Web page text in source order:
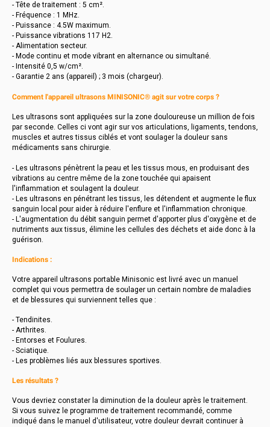
- Tête de traitement : 5 cm².
- Fréquence : 1 MHz.
- Puissance : 4.5W maximum.
- Puissance vibrations 117 H2.
- Alimentation secteur.
- Mode continu et mode vibrant en alternance ou simultané.
- Intensité 0,5 w/cm².
- Garantie 2 ans (appareil) ; 3 mois (chargeur).
Comment l'appareil ultrasons MINISONIC® agit sur votre corps ?
Les ultrasons sont appliquées sur la zone douloureuse un million de fois
par seconde. Celles ci vont agir sur vos articulations, ligaments, tendons,
muscles et autres tissus ciblés et vont soulager la douleur sans
médicaments sans chirurgie.
- Les ultrasons pénètrent la peau et les tissus mous, en produisant des
vibrations au centre même de la zone touchée qui apaisent
l'inflammation et soulagent la douleur.
- Les ultrasons en pénétrant les tissus, les détendent et augmente le flux
sanguin local pour aider à réduire l'enflure et l'inflammation chronique.
- L'augmentation du débit sanguin permet d'apporter plus d'oxygène et de
nutriments aux tissus, élimine les cellules des déchets et aide donc à la
guérison.
Indications :
Votre appareil ultrasons portable Minisonic est livré avec un manuel
complet qui vous permettra de soulager un certain nombre de maladies
et de blessures qui surviennent telles que :
- Tendinites.
- Arthrites.
- Entorses et Foulures.
- Sciatique.
- Les problèmes liés aux blessures sportives.
Les résultats ?
Vous devriez constater la diminution de la douleur après le traitement.
Si vous suivez le programme de traitement recommandé, comme
indiqué dans le manuel d'utilisateur, votre douleur devrait continuer à